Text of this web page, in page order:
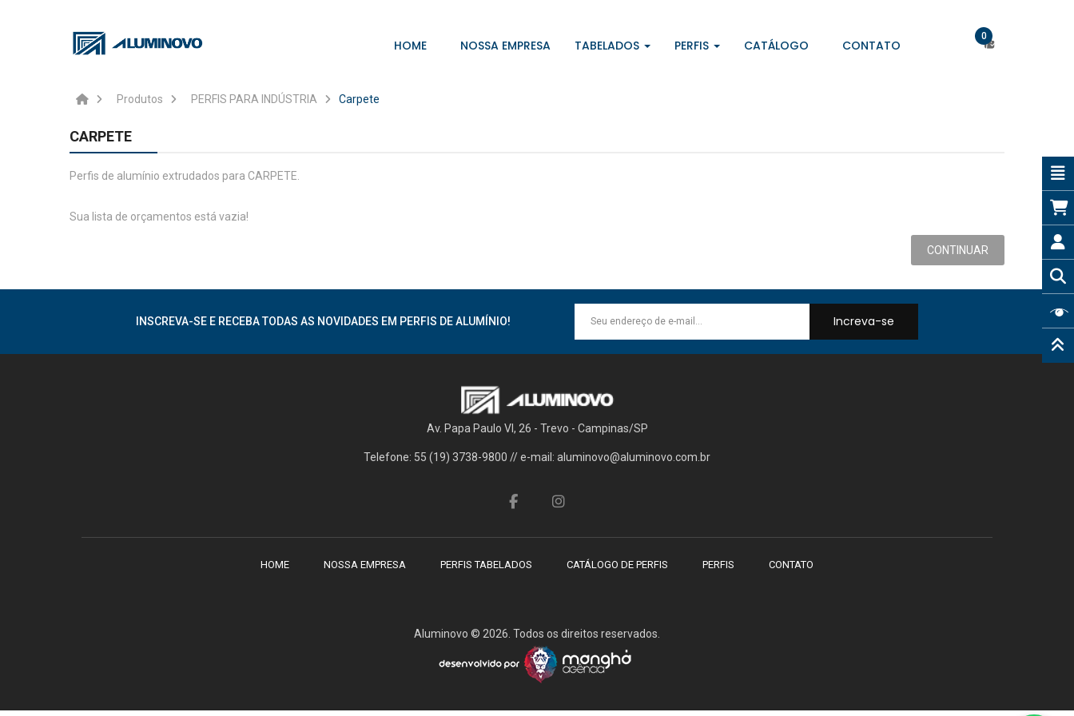
HOME NOSSA EMPRESA TABELADOS PERFIS CATÁLOGO CONTATO
0
Produtos PERFIS PARA INDÚSTRIA Carpete
CARPETE
Perfis de alumínio extrudados para CARPETE.
Sua lista de orçamentos está vazia!
CONTINUAR
INSCREVA-SE E RECEBA TODAS AS NOVIDADES EM PERFIS DE ALUMÍNIO! Increva-se
Av. Papa Paulo VI, 26 - Trevo - Campinas/SP
Telefone: 55 (19) 3738-9800 // e-mail: aluminovo@aluminovo.com.br
HOME NOSSA EMPRESA PERFIS TABELADOS CATÁLOGO DE PERFIS PERFIS CONTATO
Aluminovo © 2026. Todos os direitos reservados.